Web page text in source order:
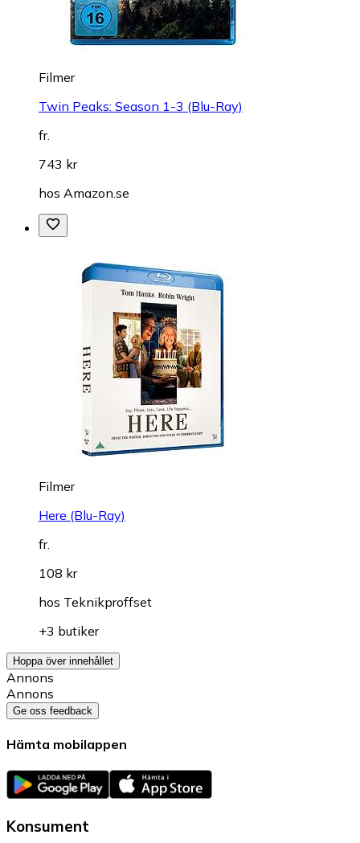
Filmer
Twin Peaks: Season 1-3 (Blu-Ray)
fr.
743 kr
hos Amazon.se
Filmer
Here (Blu-Ray)
fr.
108 kr
hos Teknikproffset
+3 butiker
Hoppa över innehållet
Annons
Annons
Ge oss feedback
Hämta mobilappen
Konsument